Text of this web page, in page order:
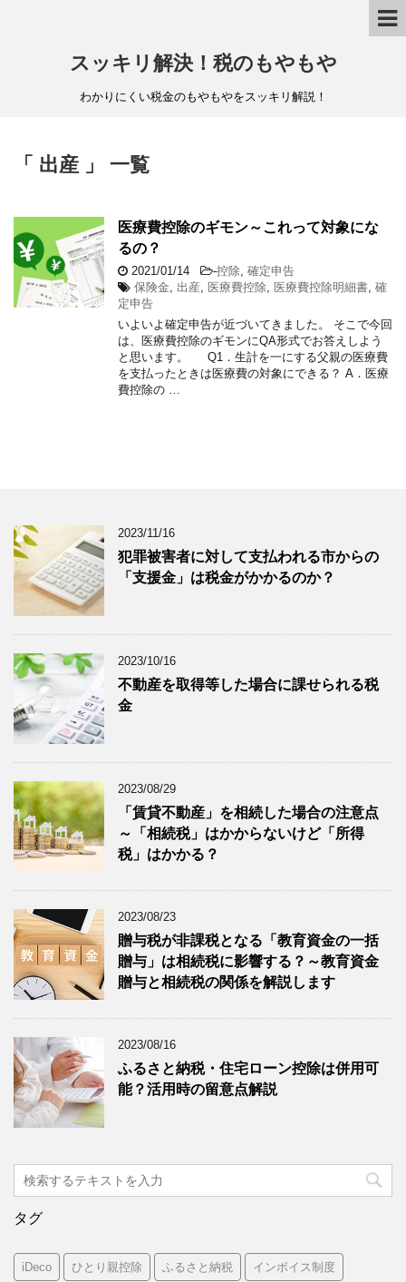
スッキリ解決！税のもやもや
わかりにくい税金のもやもやをスッキリ解説！
「 出産 」 一覧
医療費控除のギモン～これって対象にな
るの？
2021/01/14 -控除 確定申告
保険金
出産 医療費控除 医療費控除明細書 確
定申告
いよいよ確定申告が近づいてきました。 そこで今回
は、医療費控除のギモンにQA形式でお答えしよう
と思います。 Q1．生計を一にする父親の医療費
を支払ったときは医療費の対象にできる？ A．医療
費控除の …
2023/11/16
犯罪被害者に対して支払われる市からの
「支援金」は税金がかかるのか？
2023/10/16
不動産を取得等した場合に課せられる税
金
2023/08/29
「賃貸不動産」を相続した場合の注意点
～「相続税」はかからないけど「所得
税」はかかる？
2023/08/23
贈与税が非課税となる「教育資金の一括
贈与」は相続税に影響する？～教育資金
贈与と相続税の関係を解説します
2023/08/16
ふるさと納税・住宅ローン控除は併用可
能？活用時の留意点解説
タグ
iDeco ひとり親控除 ふるさと納税 インボイス制度